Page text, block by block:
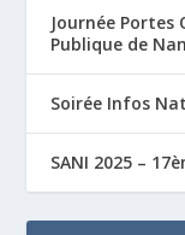
Journée Portes
Publique de
Soirée Infos
SANI 2025 –